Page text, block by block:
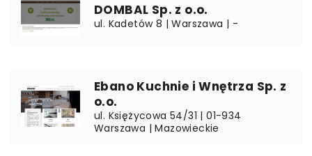
DOMBAL Sp. z o.o.
ul. Kadetów 8 | Warszawa | -
Ebano Kuchnie i Wnętrza Sp. z
o.o.
ul. Księżycowa 54/31 | 01-934
Warszawa | Mazowieckie